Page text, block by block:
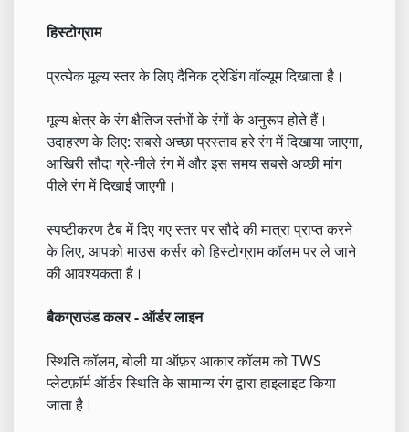
हिस्टोग्राम
प्रत्येक मूल्य स्तर के लिए दैनिक ट्रेडिंग वॉल्यूम दिखाता है।
मूल्य क्षेत्र के रंग क्षैतिज स्तंभों के रंगों के अनुरूप होते हैं।
उदाहरण के लिए: सबसे अच्छा प्रस्ताव हरे रंग में दिखाया जाएगा,
आखिरी सौदा ग्रे-नीले रंग में और इस समय सबसे अच्छी मांग
पीले रंग में दिखाई जाएगी।
स्पष्टीकरण टैब में दिए गए स्तर पर सौदे की मात्रा प्राप्त करने
के लिए, आपको माउस कर्सर को हिस्टोग्राम कॉलम पर ले जाने
की आवश्यकता है।
बैकग्राउंड कलर - ऑर्डर लाइन
स्थिति कॉलम, बोली या ऑफ़र आकार कॉलम को TWS
प्लेटफ़ॉर्म ऑर्डर स्थिति के सामान्य रंग द्वारा हाइलाइट किया
जाता है।